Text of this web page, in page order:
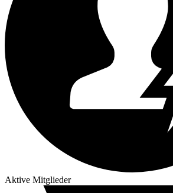
Aktive Mitglieder